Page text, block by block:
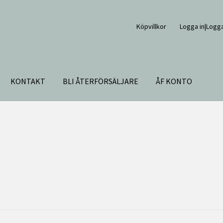
Köpvillkor Logga
KONTAKT BLI ÅTERFÖRSÄLJARE ÅF KONTO